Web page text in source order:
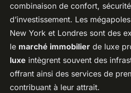
combinaison de confort,
d’investissement. Les
New York et Londres sont des
le marché immobilier de luxe
luxe intègrent souvent des
offrant ainsi des services de
contribuant à leur attrait.